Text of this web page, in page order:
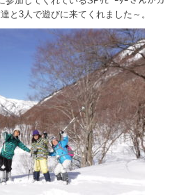
と3人で遊びに来てくれました～。